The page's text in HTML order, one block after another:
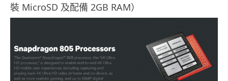
裝 MicroSD 及配備 2GB RAM）